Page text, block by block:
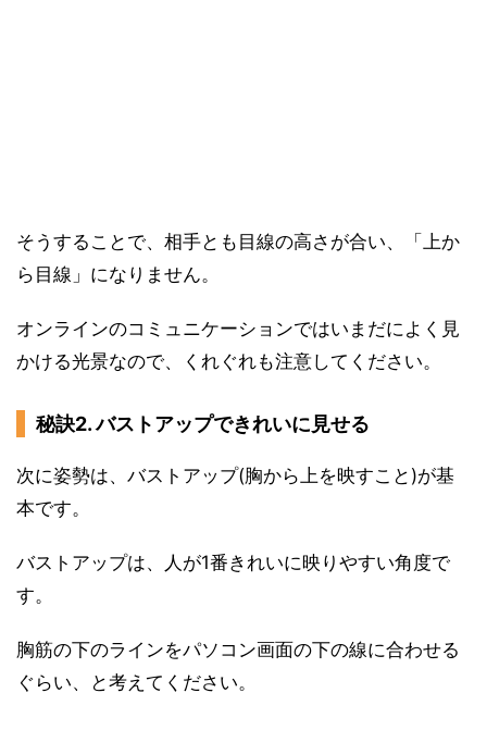
そうすることで、相手とも目線の高さが合い、「上か
ら目線」になりません。
オンラインのコミュニケーションではいまだによく見
かける光景なので、くれぐれも注意してください。
秘訣2. バストアップできれいに見せる
次に姿勢は、バストアップ(胸から上を映すこと)が基
本です。
バストアップは、人が1番きれいに映りやすい角度で
す。
胸筋の下のラインをパソコン画面の下の線に合わせる
ぐらい、と考えてください。